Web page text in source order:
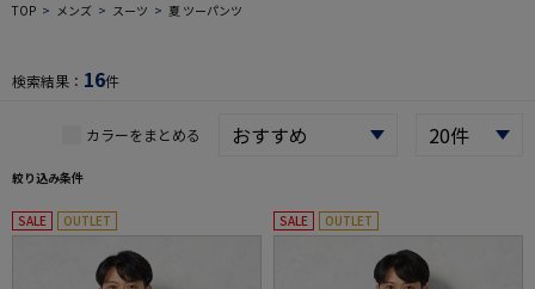
TOP メンズ スーツ 夏 ツーパンツ
検索結果： 16件
カラーをまとめる
絞り込み条件
SALE OUTLET SALE OUTLET